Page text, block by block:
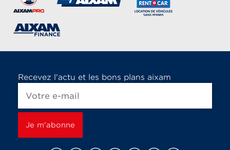
Recevez l'actu et les bons plans aixam